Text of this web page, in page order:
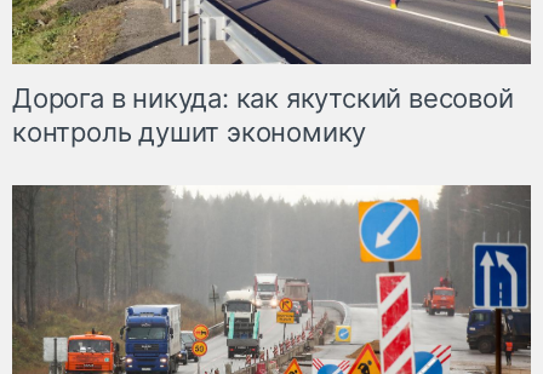
Дорога в никуда: как якутский весовой
контроль душит экономику